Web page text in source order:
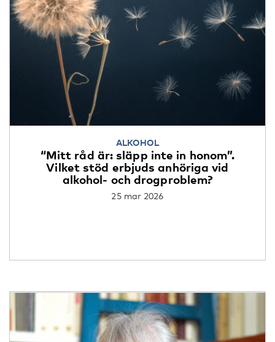
ALKOHOL
“Mitt råd är: släpp inte in honom”.
Vilket stöd erbjuds anhöriga vid
alkohol- och drogproblem?
25 mar 2026